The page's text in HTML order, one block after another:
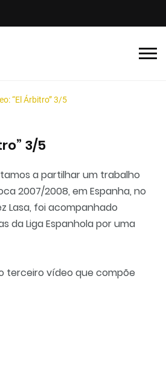
“El Árbitro” 3/5
3/5
a partilhar um trabalho
2007/2008, em Espanha, no
Lasa, foi acompanhado
da Liga Espanhola por uma
terceiro vídeo que compõe